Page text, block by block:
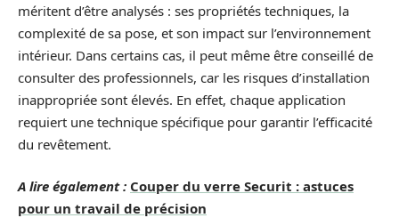
méritent d’être analysés : ses propriétés techniques, la
complexité de sa pose, et son impact sur l’environnement
intérieur. Dans certains cas, il peut même être conseillé de
consulter des professionnels, car les risques d’installation
inappropriée sont élevés. En effet, chaque application
requiert une technique spécifique pour garantir l’efficacité
du revêtement.
A lire également : Couper du verre Securit : astuces
pour un travail de précision